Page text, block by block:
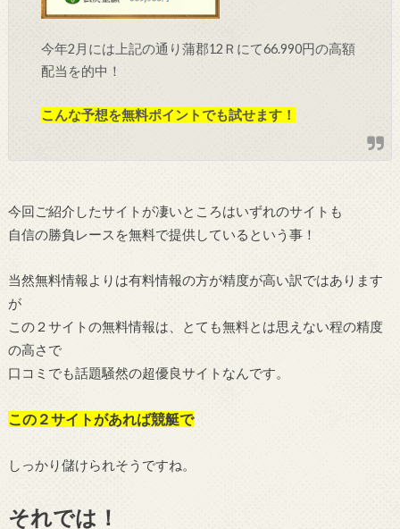
今年2月には上記の通り蒲郡12Ｒにて66.990円の高額
配当を的中！
こんな予想を無料ポイントでも試せます！
今回ご紹介したサイトが凄いところはいずれのサイトも
自信の勝負レースを無料で提供しているという事！
当然無料情報よりは有料情報の方が精度が高い訳ではあります
が
この２サイトの無料情報は、とても無料とは思えない程の精度
の高さで
口コミでも話題騒然の超優良サイトなんです。
この２サイトがあれば競艇で
しっかり儲けられそうですね。
それでは！